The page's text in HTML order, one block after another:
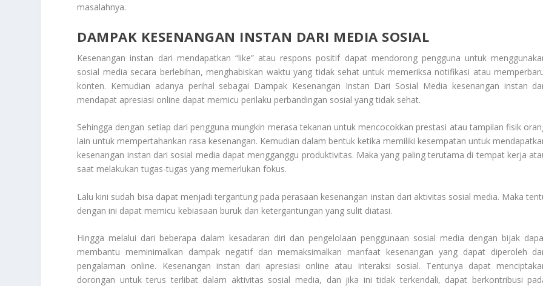
masalahnya.
DAMPAK KESENANGAN INSTAN DARI MEDIA SOSIAL
Kesenangan instan dari mendapatkan “like” atau respons positif dapat mendorong pengguna untuk
sosial media secara berlebihan, menghabiskan waktu yang tidak sehat untuk memeriksa notifikasi atau
konten. Kemudian adanya perihal sebagai Dampak Kesenangan Instan Dari Sosial Media kesenangan instan
mendapat apresiasi online dapat memicu perilaku perbandingan sosial yang tidak sehat.
Sehingga dengan setiap dari pengguna mungkin merasa tekanan untuk mencocokkan prestasi atau tampilan fisik
lain untuk mempertahankan rasa kesenangan. Kemudian dalam bentuk ketika memiliki kesempatan untuk
kesenangan instan dari sosial media dapat mengganggu produktivitas. Maka yang paling terutama di tempat kerja
saat melakukan tugas-tugas yang memerlukan fokus.
Lalu kini sudah bisa dapat menjadi tergantung pada perasaan kesenangan instan dari aktivitas sosial media. Maka
dengan ini dapat memicu kebiasaan buruk dan ketergantungan yang sulit diatasi.
Hingga melalui dari beberapa dalam kesadaran diri dan pengelolaan penggunaan sosial media dengan bijak
membantu meminimalkan dampak negatif dan memaksimalkan manfaat kesenangan yang dapat diperoleh
pengalaman online. Kesenangan instan dari apresiasi online atau interaksi sosial. Tentunya dapat
dorongan untuk terus terlibat dalam aktivitas sosial media, dan jika ini tidak terkendali, dapat berkontribusi